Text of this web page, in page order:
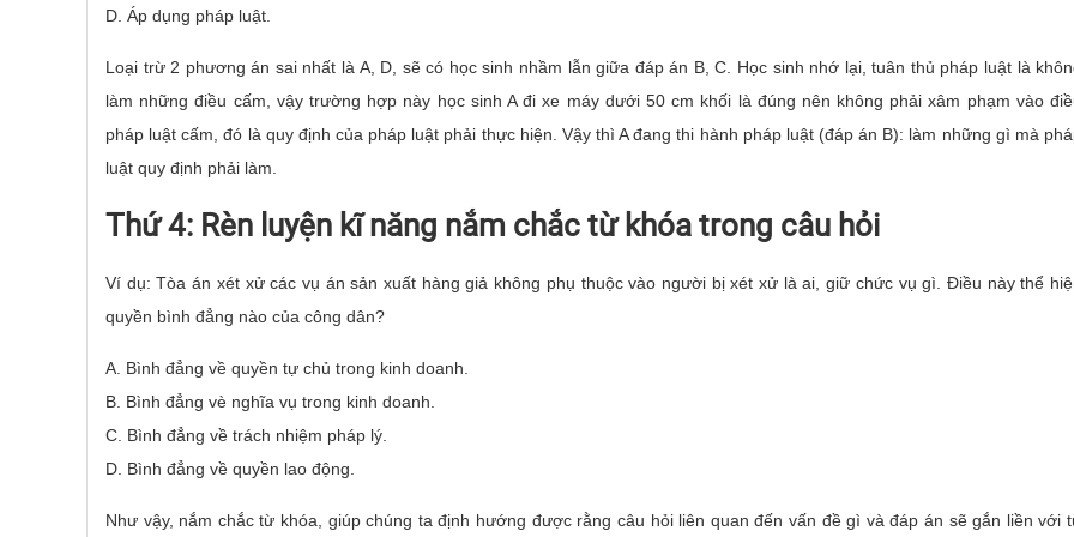
D. Áp dụng pháp luật.
Loại trừ 2 phương án sai nhất là A, D, sẽ có học sinh nhầm lẫn giữa đáp án B, C. Học sinh nhớ lại, tuân thủ pháp luật là
làm những điều cấm, vậy trường hợp này học sinh A đi xe máy dưới 50 cm khối là đúng nên không phải xâm phạm vào
pháp luật cấm, đó là quy định của pháp luật phải thực hiện. Vậy thì A đang thi hành pháp luật (đáp án B): làm những gì mà
luật quy định phải làm.
Thứ 4: Rèn luyện kĩ năng nắm chắc từ khóa trong câu hỏi
Ví dụ: Tòa án xét xử các vụ án sản xuất hàng giả không phụ thuộc vào người bị xét xử là ai, giữ chức vụ gì. Điều này thể
quyền bình đẳng nào của công dân?
A. Bình đẳng về quyền tự chủ trong kinh doanh.
B. Bình đẳng vè nghĩa vụ trong kinh doanh.
C. Bình đẳng về trách nhiệm pháp lý.
D. Bình đẳng về quyền lao động.
Như vậy, nắm chắc từ khóa, giúp chúng ta định hướng được rằng câu hỏi liên quan đến vấn đề gì và đáp án sẽ gắn liền với